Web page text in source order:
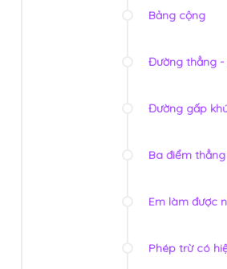
Bảng cộng
Đường thẳng
Đường gấp
Ba điểm
Em làm được
Phép trừ có